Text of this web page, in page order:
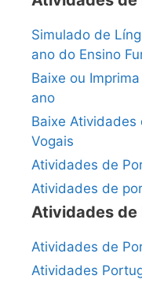
Simulado de
ano do Ensino
Baixe ou
ano
Baixe Atividades
Vogais
Atividades de
Atividades de
Atividades de
Atividades de
Atividades